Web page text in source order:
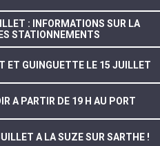
: INFORMATIONS SUR LA
STATIONNEMENTS
ET GUINGUETTE LE 15 JUILLET
A PARTIR DE 19 H AU PORT
A LA SUZE SUR SARTHE !